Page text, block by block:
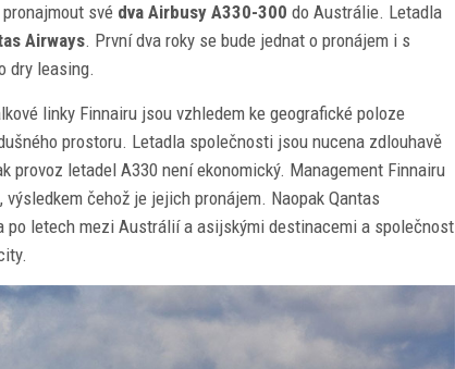
své dva Airbusy A330-300 do Austrálie. Letadla
Airways. První dva roky se bude jednat o pronájem i s
dry leasing.
linky Finnairu jsou vzhledem ke geografické poloze
prostoru. Letadla společnosti jsou nucena zdlouhavě
provoz letadel A330 není ekonomický. Management Finnairu
čehož je jejich pronájem. Naopak Qantas
po letech mezi Austrálií a asijskými destinacemi a společnost